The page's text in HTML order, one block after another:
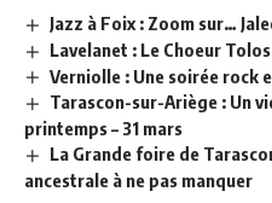
Jazz à Foix : Zoom sur…
Lavelanet : Le Choeur
Verniolle : Une soirée rock
Tarascon-sur-Ariège : Un
printemps – 31 mars
La Grande foire de
ancestrale à ne pas manquer